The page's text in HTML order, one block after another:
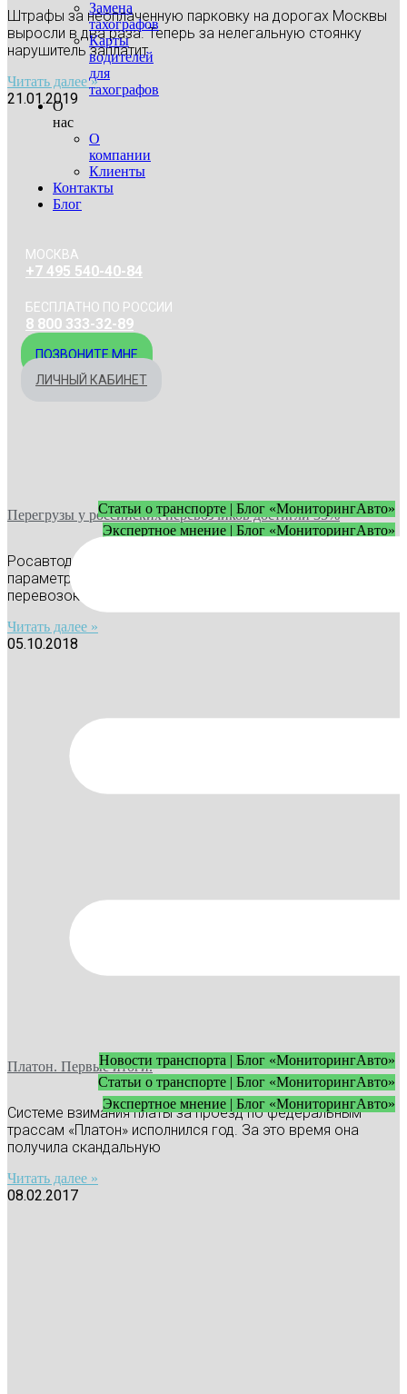
Замена
тахографов
Карты
водителей
для
тахографов
О
нас
О
компании
Клиенты
Контакты
Блог
МОСКВА
+7 495 540-40-84
БЕСПЛАТНО ПО РОССИИ
8 800 333-32-89
ПОЗВОНИТЕ МНЕ
ЛИЧНЫЙ КАБИНЕТ
Штрафы за неоплаченную парковку на дорогах Москвы
выросли в два раза. Теперь за нелегальную стоянку
нарушитель заплатит
Читать далее »
21.01.2019
Статьи о транспорте | Блог «МониторингАвто»
Экспертное мнение | Блог «МониторингАвто»
Перегрузы у российских перевозчиков достигли 35%
Росавтодор сообщил, что нарушения весовых
параметров грузового транспорта достигли 35%, а доля
перевозок без специальных разрешений –
Читать далее »
05.10.2018
Новости транспорта | Блог «МониторингАвто»
Статьи о транспорте | Блог «МониторингАвто»
Экспертное мнение | Блог «МониторингАвто»
Платон. Первые итоги.
Системе взимания платы за проезд по федеральным
трассам «Платон» исполнился год. За это время она
получила скандальную
Читать далее »
08.02.2017